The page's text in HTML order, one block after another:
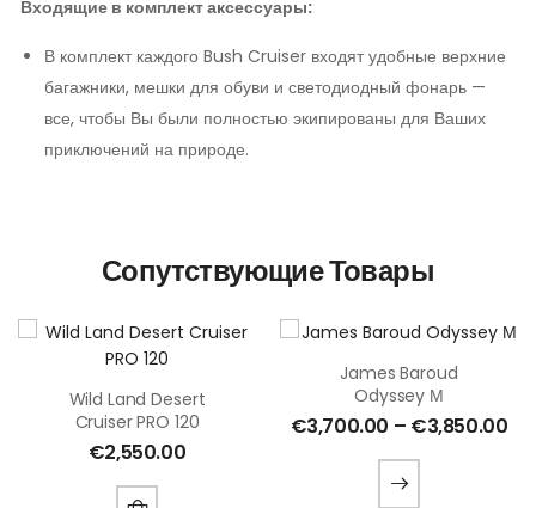
Входящие в комплект аксессуары:
В комплект каждого Bush Cruiser входят удобные верхние
багажники, мешки для обуви и светодиодный фонарь —
все, чтобы Вы были полностью экипированы для Ваших
приключений на природе.
Сопутствующие Товары
Wild Land Desert
Cruiser PRO 120
€2,550.00
James Baroud
Odyssey М
€3,700.00 – €3,850.00